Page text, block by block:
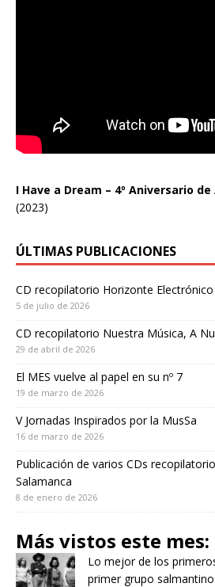
I Have a Dream – 4º Aniversario
(2023)
ÚLTIMAS PUBLICACIONES
CD recopilatorio Horizonte
5 de julio de 2026
CD recopilatorio Nuestra Música, A
29 de abril de 2026
El MES vuelve al papel en su nº 7
19 de marzo de 2026
V Jornadas Inspirados por la MusSa
16 de marzo de 2026
Publicación de varios CDs
Salamanca
8 de enero de 2026
Más vistos este mes:
Lo mejor de los
primer grupo salmantino